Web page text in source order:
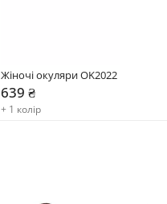
Жіночі окуляри OK2022
639 ₴
+ 1 колір